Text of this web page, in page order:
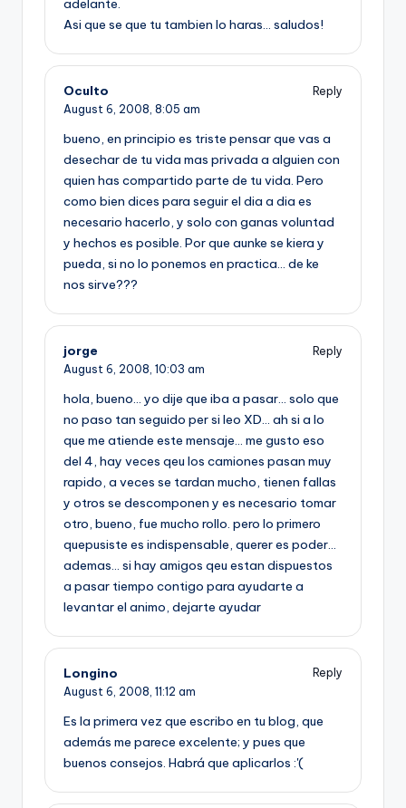
adelante.
Asi que se que tu tambien lo haras… saludos!
Oculto
Reply
August 6, 2008, 8:05 am
bueno, en principio es triste pensar que vas a
desechar de tu vida mas privada a alguien con
quien has compartido parte de tu vida. Pero
como bien dices para seguir el dia a dia es
necesario hacerlo, y solo con ganas voluntad
y hechos es posible. Por que aunke se kiera y
pueda, si no lo ponemos en practica… de ke
nos sirve???
jorge
Reply
August 6, 2008, 10:03 am
hola, bueno… yo dije que iba a pasar… solo que
no paso tan seguido per si leo XD… ah si a lo
que me atiende este mensaje… me gusto eso
del 4, hay veces qeu los camiones pasan muy
rapido, a veces se tardan mucho, tienen fallas
y otros se descomponen y es necesario tomar
otro, bueno, fue mucho rollo. pero lo primero
quepusiste es indispensable, querer es poder…
ademas… si hay amigos qeu estan dispuestos
a pasar tiempo contigo para ayudarte a
levantar el animo, dejarte ayudar
Longino
Reply
August 6, 2008, 11:12 am
Es la primera vez que escribo en tu blog, que
además me parece excelente; y pues que
buenos consejos. Habrá que aplicarlos :'(